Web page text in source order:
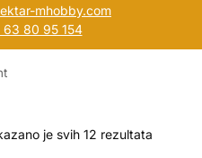
mhobby.com
63 80 95 154
je svih 12 rezultata